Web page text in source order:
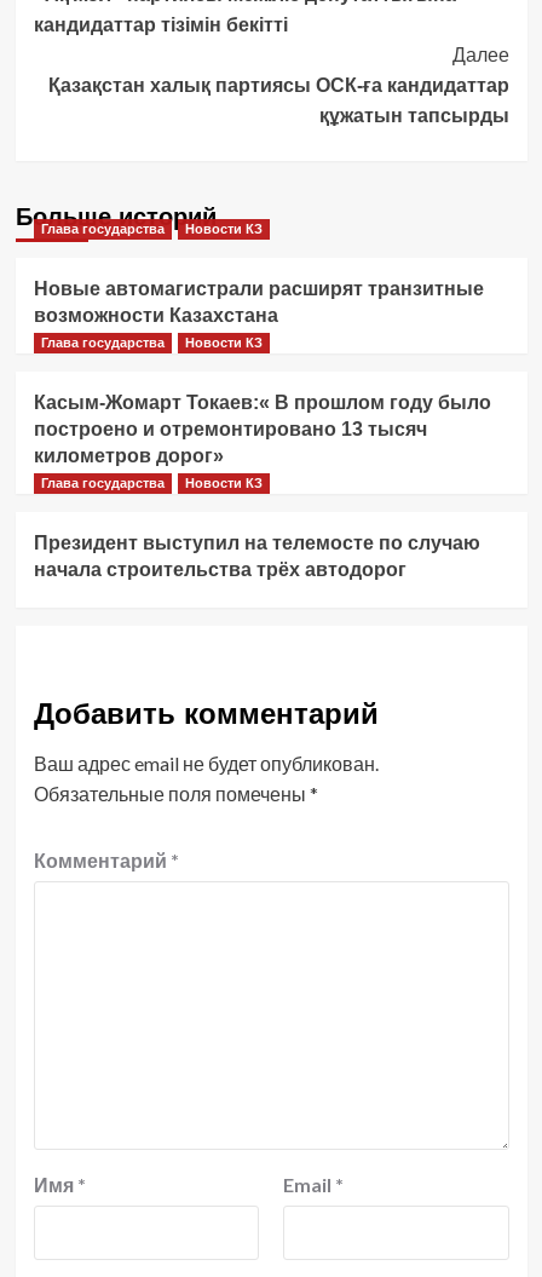
Navigation
кандидаттар тізімін бекітті
Далее
Қазақстан халық партиясы ОСК-ға кандидаттар
құжатын тапсырды
Больше историй
Глава государства Новости КЗ
Новые автомагистрали расширят транзитные
возможности Казахстана
Глава государства Новости КЗ
Касым-Жомарт Токаев:« В прошлом году было
построено и отремонтировано 13 тысяч
километров дорог»
Глава государства Новости КЗ
Президент выступил на телемосте по случаю
начала строительства трёх автодорог
Добавить комментарий
Ваш адрес email не будет опубликован.
Обязательные поля помечены *
Комментарий *
Имя * Email *